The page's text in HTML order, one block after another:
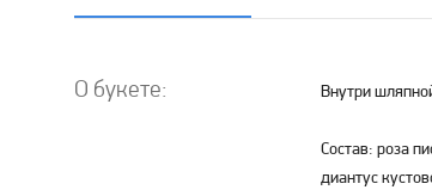
О букете: Внутри
Состав: роза
диантус